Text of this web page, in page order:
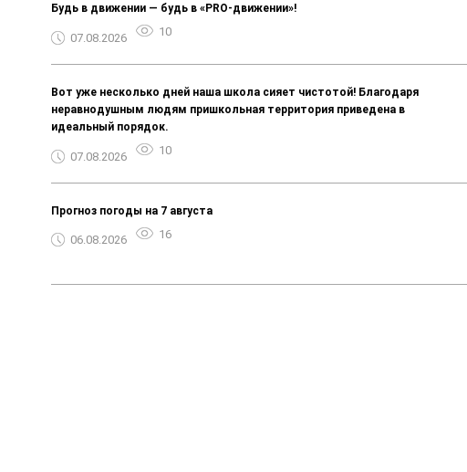
Будь в движении — будь в «PRO-движении»!
07.08.2026 10
Вот уже несколько дней наша школа сияет чистотой! Благодаря
неравнодушным людям пришкольная территория приведена в
идеальный порядок.
07.08.2026 10
Прогноз погоды на 7 августа
06.08.2026 16